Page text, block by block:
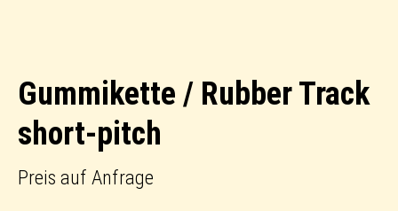
Gummikette / Rubber Track
short-pitch
Preis auf Anfrage